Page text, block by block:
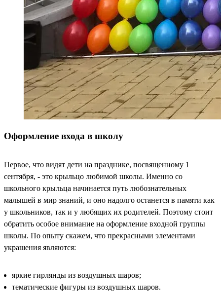
Оформление входа в школу
Первое, что видят дети на празднике, посвященному 1
сентября, - это крыльцо любимой школы. Именно со
школьного крыльца начинается путь любознательных
малышей в мир знаний, и оно надолго останется в памяти как
у школьников, так и у любящих их родителей. Поэтому стоит
обратить особое внимание на оформление входной группы
школы. По опыту скажем, что прекрасными элементами
украшения являются:
яркие гирлянды из воздушных шаров;
тематические фигуры из воздушных шаров.